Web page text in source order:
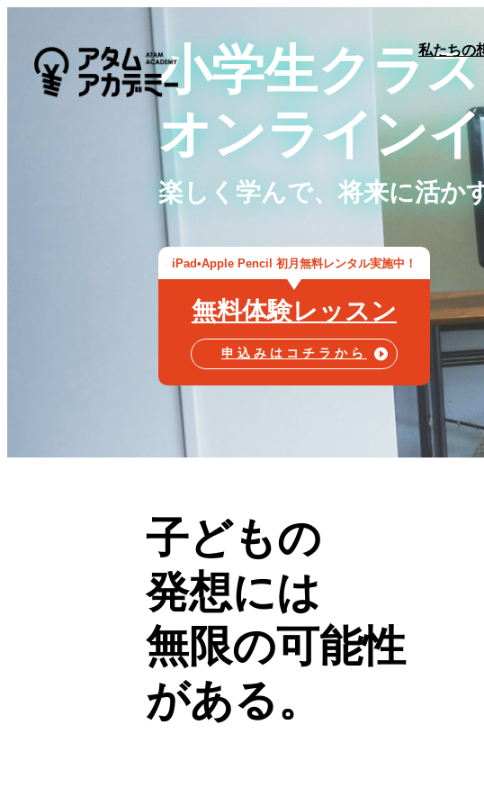
私たちの
小学生クラス
オンライン
楽しく学んで、将来に活か
iPad•Apple Pencil 初月無料レンタル実施中！
無料体験レッスン
申込みはコチラから
子どもの
発想には
無限の可能性
がある。